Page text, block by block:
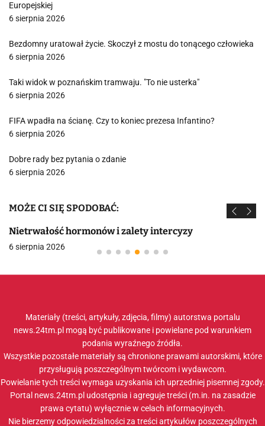
Europejskiej
6 sierpnia 2026
Bezdomny uratował życie. Skoczył z mostu do tonącego człowieka
6 sierpnia 2026
Taki widok w poznańskim tramwaju. "To nie usterka"
6 sierpnia 2026
FIFA wpadła na ścianę. Czy to koniec prezesa Infantino?
6 sierpnia 2026
Dobre rady bez pytania o zdanie
6 sierpnia 2026
MOŻE CI SIĘ SPODOBAĆ:
Nietrwałość hormonów i zalety intercyzy
6 sierpnia 2026
Materiały (treści, artykuły, zdjęcia, filmy) autorstwa portalu
news.24tm.pl mogą być publikowane i powielane pod warunkiem
podania wyraźnego źródła.
Wszystkie pozostałe materiały są chronione prawami autorskimi, które
przysługują poszczególnym twórcom i wydawcom.
Powielanie tych treści wymaga uzyskania ich uprzedniej pisemnej zgody.
Portal news.24tm.pl udostępnia i agreguje treści (m.in. na zasadzie
prawa cytatu) wyłącznie w celach informacyjnych.
Nie bierzemy odpowiedzialności za treści artykułów poszczególnych